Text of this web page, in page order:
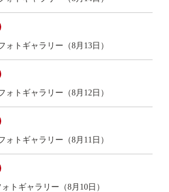
ォトギャラリー（8月13日）
ォトギャラリー（8月12日）
ォトギャラリー（8月11日）
トギャラリー（8月10日）